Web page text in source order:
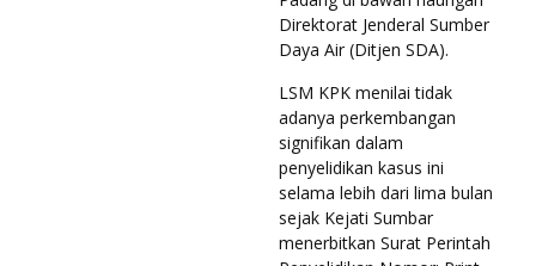
Direktorat Jenderal Sumber
Daya Air (Ditjen SDA).
LSM KPK menilai tidak
adanya perkembangan
signifikan dalam
penyelidikan kasus ini
selama lebih dari lima bulan
sejak Kejati Sumbar
menerbitkan Surat Perintah